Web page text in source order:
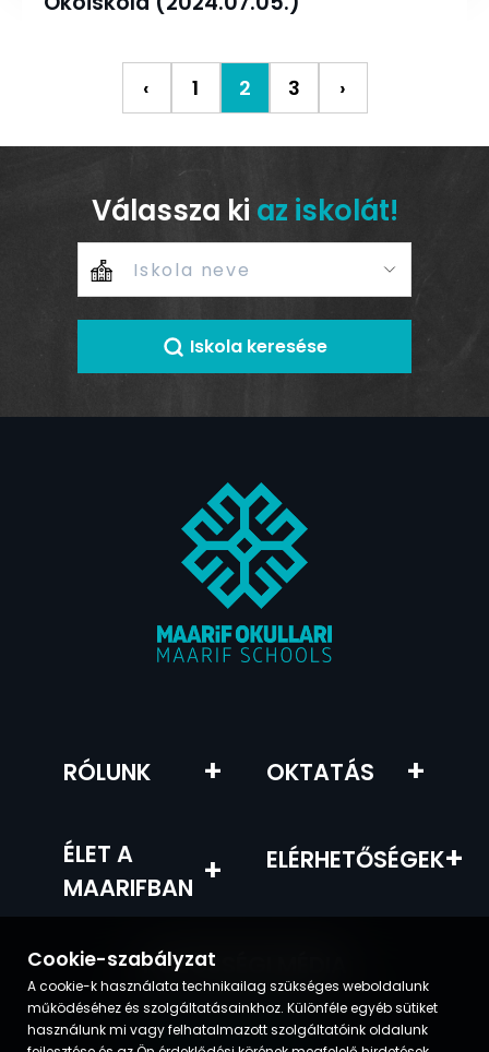
‹ 1 2 3 ›
Válassza ki az iskolát!
Iskola keresése
RÓLUNK + OKTATÁS +
ÉLET A
MAARIFBAN + ELÉRHETŐSÉGEK+
KÖZÖSSÉGI MÉDIA
Cookie-szabályzat
A cookie-k használata technikailag szükséges weboldalunk
működéséhez és szolgáltatásainkhoz. Különféle egyéb sütiket
használunk mi vagy felhatalmazott szolgáltatóink oldalunk